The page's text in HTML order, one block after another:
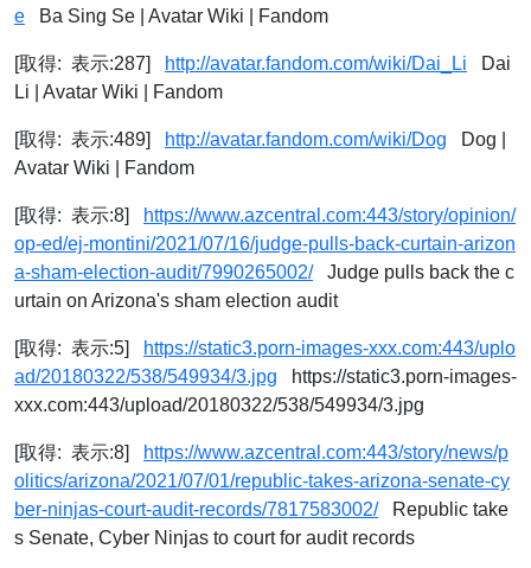
e Ba Sing Se | Avatar Wiki | Fandom
[取得: 表示:287] http://avatar.fandom.com/wiki/Dai_Li Dai
Li | Avatar Wiki | Fandom
[取得: 表示:489] http://avatar.fandom.com/wiki/Dog Dog |
Avatar Wiki | Fandom
[取得: 表示:8]
https://www.azcentral.com:443/story/opinion/
op-ed/ej-montini/2021/07/16/judge-pulls-back-curtain-arizon
a-sham-election-audit/7990265002/Judge pulls back the c
urtain on Arizona's sham election audit
[取得: 表示:5]
https://static3.porn-images-xxx.com:443/uplo
ad/20180322/538/549934/3.jpg https://static3.porn-images-
xxx.com:443/upload/20180322/538/549934/3.jpg
[取得: 表示:8]
https://www.azcentral.com:443/story/news/p
olitics/arizona/2021/07/01/republic-takes-arizona-senate-cy
ber-ninjas-court-audit-records/7817583002/Republic take
s Senate, Cyber Ninjas to court for audit records